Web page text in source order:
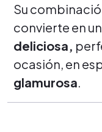
Su
convierte en un
deliciosa,
ocasión, en
glamurosa.